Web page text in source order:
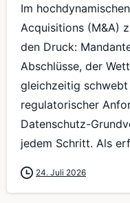
Im
Acquisitions (M&A)
den Druck:
Abschlüsse, der
gleichzeitig
regulatorischer
Datenschutz-
jedem Schritt. Als
24. Juli 2026